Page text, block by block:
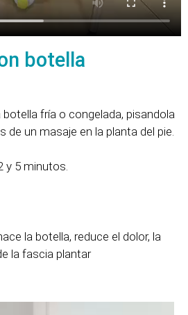
botella
fría o congelada, pisandola
de un masaje en la planta del pie.
y 5 minutos.
la botella, reduce el dolor, la
la fascia plantar